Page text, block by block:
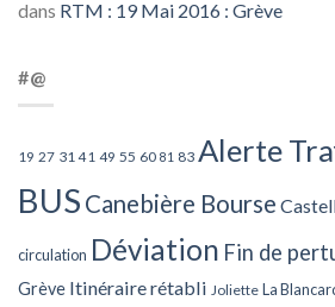
dans RTM : 19 Mai 2016 : Grève
#@
19 27 31 41 49 55 60 81 83 Alerte
BUS Canebière Bourse
circulation Déviation Fin de
Grève Itinéraire rétabli Joliette La